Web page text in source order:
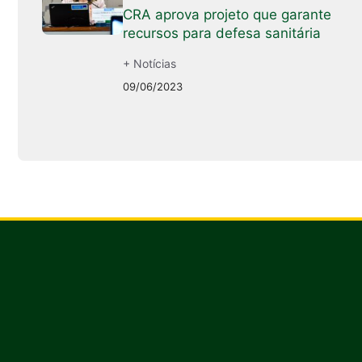
CRA aprova projeto que garante
recursos para defesa sanitária
+ Notícias
09/06/2023